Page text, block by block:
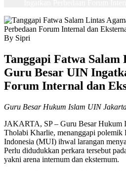
By Sipri
Tanggapi Fatwa Salam
Guru Besar UIN
Forum Internal dan
Guru Besar Hukum Islam UIN
JAKARTA, SP – Guru Besar Hukum
Tholabi Kharlie, menanggapi polemik
Indonesia (MUI) ihwal larangan
Perlu didudukkan perkara tersebut
yakni arena internum dan eksternum.